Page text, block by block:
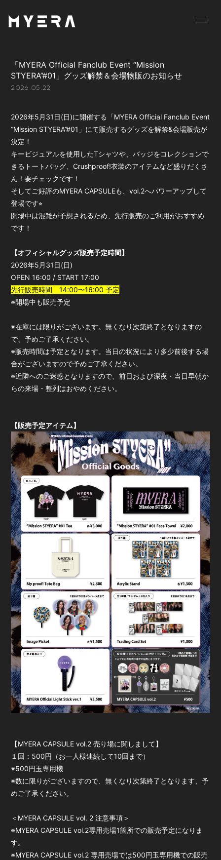
SCHEDULE PROFILE
GOODS BLOG
MOVIE
PHOTO
お仕事のご依頼等は
こちら
「MYERA Official Fanclub Event “Mission
STYERA”#01」グッズ解禁＆会場物販のお知らせ
2026.05.22
2026年5月31日(日)に開催する「MYERA Official Fanclub Event
“Mission STYERA”#01」にて販売するグッズを解禁&会場販売が
決定！
キービジュアルを使用したTシャツや、バッジをコレクションで
きるトートバッグ、Crushproof!衣装のアイテムなど盛りだくさ
ん！要チェックです！
そしてご好評のMYERA CAPSULEも、vol.2へパワーアップして
登場です⭐︎
開場中は混雑が予想されるため、先行販売のご利用がおすすめ
です！
【オフィシャルグッズ販売予定時間】
2026年5月31日(日)
OPEN 16:00 / START 17:00
先行販売時間 14:00〜16:00 予定
※開場中も販売予定
※在庫には限りがございます。無くなり次第終了となりますの
で、予めご了承ください。
※販売時間は予定となります。当日の状況により多少前後する場
合がございますので予めご了承ください。
※近隣へのご迷惑となりますので、前日および深夜・当日早朝か
らの来場・整列はおやめください。
【販売予定アイテム】
【MYERA CAPSULE vol.2 売り場に関しまして】
１回：500円（お一人様連続して10回まで）
※500円玉専用機
※数に限りがございますので、無くなり次第終了となります、予
めご了承ください。
＜MYERA CAPSULE vol. 2 注意事項＞
※MYERA CAPSULE vol.2専用売場1箇所での販売予定になりま
す。
※MYERA CAPSULE vol.2 専用売場では500円玉専用機での販売